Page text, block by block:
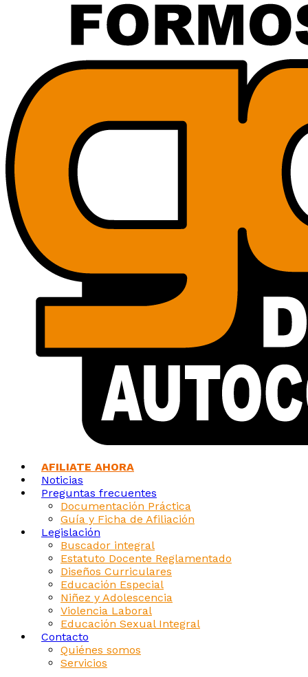
AFILIATE AHORA
Noticias
Preguntas frecuentes
Documentación Práctica
Guía y Ficha de Afiliación
Legislación
Buscador integral
Estatuto Docente Reglamentado
Diseños Curriculares
Educación Especial
Niñez y Adolescencia
Violencia Laboral
Educación Sexual Integral
Contacto
Quiénes somos
Servicios